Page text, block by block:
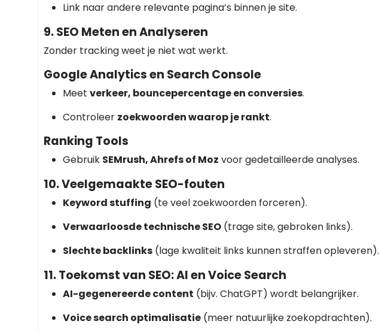
Link naar andere relevante pagina’s binnen je site.
9. SEO Meten en Analyseren
Zonder tracking weet je niet wat werkt.
Google Analytics en Search Console
Meet verkeer, bouncepercentage en conversies.
Controleer zoekwoorden waarop je rankt.
Ranking Tools
Gebruik SEMrush, Ahrefs of Moz voor gedetailleerde analyses.
10. Veelgemaakte SEO-fouten
Keyword stuffing (te veel zoekwoorden forceren).
Verwaarloosde technische SEO (trage site, gebroken links).
Slechte backlinks (lage kwaliteit links kunnen straffen opleveren).
11. Toekomst van SEO: AI en Voice Search
AI-gegenereerde content (bijv. ChatGPT) wordt belangrijker.
Voice search optimalisatie (meer natuurlijke zoekopdrachten).